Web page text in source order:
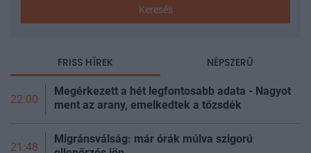
Keresés
FRISS HÍREK NÉPSZERŰ
22:00
Megérkezett a hét legfontosabb adata - Nagyot
ment az arany, emelkedtek a tőzsdék
21:48
Migránsválság: már órák múlva szigorú